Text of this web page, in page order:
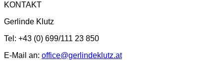
KONTAKT
Gerlinde Klutz
Tel: +43 (0) 699/111 23 850
E-Mail an: office@gerlindeklutz.at